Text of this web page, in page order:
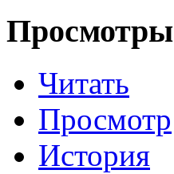
Просмотры
Читать
Просмотр
История